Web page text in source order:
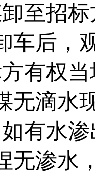
至招
后，观
有权
滴水现
有水
渗水，